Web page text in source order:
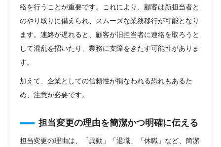
絡を行うことが重要です。これにより、顧客は新担当者と
のやり取りに備えられ、スムーズな業務移行が可能となり
ます。連絡が遅れると、顧客が旧担当者に連絡を取ろうと
して混乱を招いたり、業務に支障をきたす可能性がありま
す。
加えて、企業としての信頼性が損なわれる恐れもあるた
め、注意が必要です。
担当変更の理由を簡潔かつ明確に伝える
担当変更の理由は、「異動」「退職」「休職」など、簡潔